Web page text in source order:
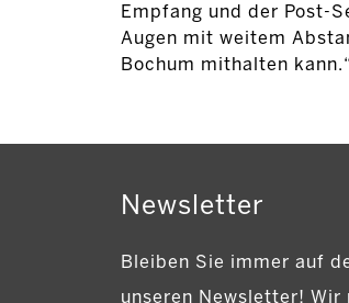
Empfang und der Post-
Augen mit weitem
Bochum mithalten
Newsletter
Bleiben Sie immer auf
unseren Newsletter! Wir